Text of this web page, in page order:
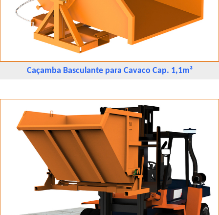
Caçamba Basculante para Cavaco Cap. 1,1m³